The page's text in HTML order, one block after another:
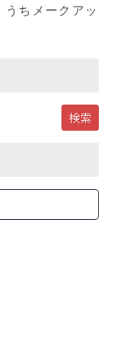
ちメークアッ